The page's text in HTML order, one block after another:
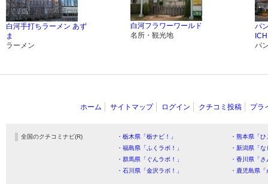
白河手打ちラーメン あず
ま
ラーメン
白河フラワーワールド
名所・観光地
パ
パ
ホーム サイトマップ ログイン クチコミ投稿 プラ
全国のクチコミナビ(R) ・栃木県「栃ナビ！」
・熊本県「
・福島県「ふくラボ！」
・新潟県「
・群馬県「ぐんラボ！」
・香川県「
・石川県「金沢ラボ！」
・鹿児島県